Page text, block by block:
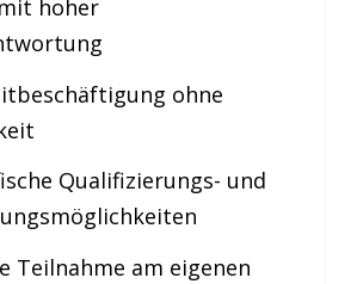
hoher
ohne
Qualifizierungs- und
Teilnahme am eigenen